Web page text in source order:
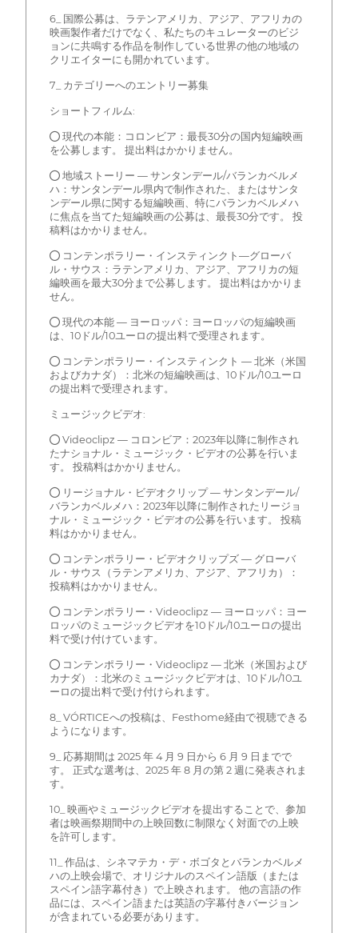
6_ 国際公募は、ラテンアメリカ、アジア、アフリカの
映画製作者だけでなく、私たちのキュレーターのビジ
ョンに共鳴する作品を制作している世界の他の地域の
クリエイターにも開かれています。
7_ カテゴリーへのエントリー募集
ショートフィルム:
● 現代の本能：コロンビア：最長30分の国内短編映画
を公募します。 提出料はかかりません。
● 地域ストーリー — サンタンデール/バランカベルメ
ハ：サンタンデール県内で制作された、またはサンタ
ンデール県に関する短編映画、特にバランカベルメハ
に焦点を当てた短編映画の公募は、最長30分です。 投
稿料はかかりません。
● コンテンポラリー・インスティンクト—グローバ
ル・サウス：ラテンアメリカ、アジア、アフリカの短
編映画を最大30分まで公募します。 提出料はかかりま
せん。
● 現代の本能 — ヨーロッパ：ヨーロッパの短編映画
は、10ドル/10ユーロの提出料で受理されます。
● コンテンポラリー・インスティンクト — 北米（米国
およびカナダ）：北米の短編映画は、10ドル/10ユーロ
の提出料で受理されます。
ミュージックビデオ:
● Videoclipz — コロンビア：2023年以降に制作され
たナショナル・ミュージック・ビデオの公募を行いま
す。 投稿料はかかりません。
● リージョナル・ビデオクリップ — サンタンデール/
バランカベルメハ：2023年以降に制作されたリージョ
ナル・ミュージック・ビデオの公募を行います。 投稿
料はかかりません。
● コンテンポラリー・ビデオクリップズ — グローバ
ル・サウス（ラテンアメリカ、アジア、アフリカ）：
投稿料はかかりません。
● コンテンポラリー・Videoclipz — ヨーロッパ：ヨー
ロッパのミュージックビデオを10ドル/10ユーロの提出
料で受け付けています。
● コンテンポラリー・Videoclipz — 北米（米国および
カナダ）：北米のミュージックビデオは、10ドル/10ユ
ーロの提出料で受け付けられます。
8_ VÓRTICEへの投稿は、Festhome経由で視聴できる
ようになります。
9_ 応募期間は 2025 年 4 月 9 日から 6 月 9 日までで
す。 正式な選考は、2025 年 8 月の第 2 週に発表されま
す。
10_ 映画やミュージックビデオを提出することで、参加
者は映画祭期間中の上映回数に制限なく対面での上映
を許可します。
11_ 作品は、シネマテカ・デ・ボゴタとバランカベルメ
ハの上映会場で、オリジナルのスペイン語版（または
スペイン語字幕付き）で上映されます。 他の言語の作
品には、スペイン語または英語の字幕付きバージョン
が含まれている必要があります。